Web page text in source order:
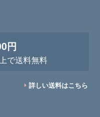
円
で送料無料
詳しい送料はこちら